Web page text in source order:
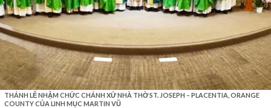
THÁNH LỄ NHẬM CHỨC CHÁNH XỨ NHÀ THỜ ST. JOSEPH – PLACENTIA, ORANGE
COUNTY CỦA LINH MỤC MARTIN VŨ